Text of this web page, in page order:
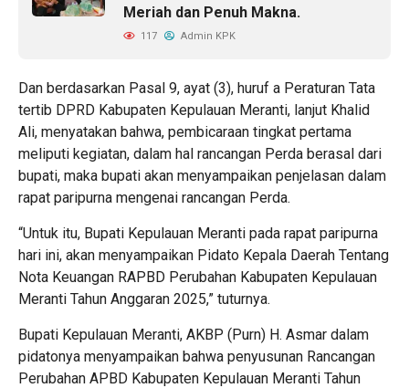
Meriah dan Penuh Makna.
117 Admin KPK
Dan berdasarkan Pasal 9, ayat (3), huruf a Peraturan Tata
tertib DPRD Kabupaten Kepulauan Meranti, lanjut Khalid
Ali, menyatakan bahwa, pembicaraan tingkat pertama
meliputi kegiatan, dalam hal rancangan Perda berasal dari
bupati, maka bupati akan menyampaikan penjelasan dalam
rapat paripurna mengenai rancangan Perda.
“Untuk itu, Bupati Kepulauan Meranti pada rapat paripurna
hari ini, akan menyampaikan Pidato Kepala Daerah Tentang
Nota Keuangan RAPBD Perubahan Kabupaten Kepulauan
Meranti Tahun Anggaran 2025,” tuturnya.
Bupati Kepulauan Meranti, AKBP (Purn) H. Asmar dalam
pidatonya menyampaikan bahwa penyusunan Rancangan
Perubahan APBD Kabupaten Kepulauan Meranti Tahun